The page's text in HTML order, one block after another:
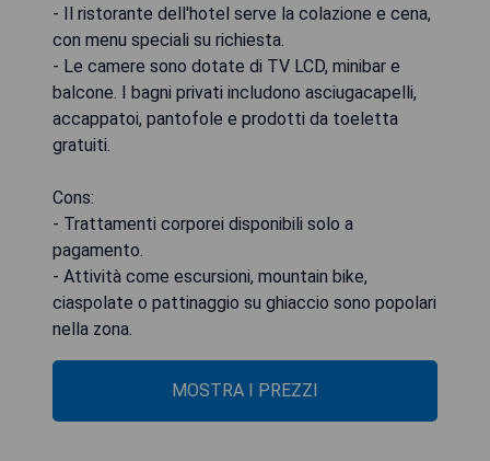
- Il ristorante dell'hotel serve la colazione e cena,
con menu speciali su richiesta.
- Le camere sono dotate di TV LCD, minibar e
balcone. I bagni privati includono asciugacapelli,
accappatoi, pantofole e prodotti da toeletta
gratuiti.
Cons:
- Trattamenti corporei disponibili solo a
pagamento.
- Attività come escursioni, mountain bike,
ciaspolate o pattinaggio su ghiaccio sono popolari
nella zona.
MOSTRA I PREZZI